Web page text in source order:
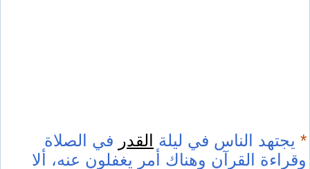
* يجتهد الناس في ليلة القدر في الصلاة
وقراءة القرآن وهناك أمر يغفلون عنه، ألا